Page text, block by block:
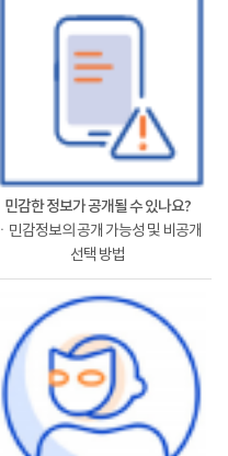
민감한 정보가 공개될 수 있나요?
ㆍ민감정보의 공개 가능성 및 비공개
선택 방법